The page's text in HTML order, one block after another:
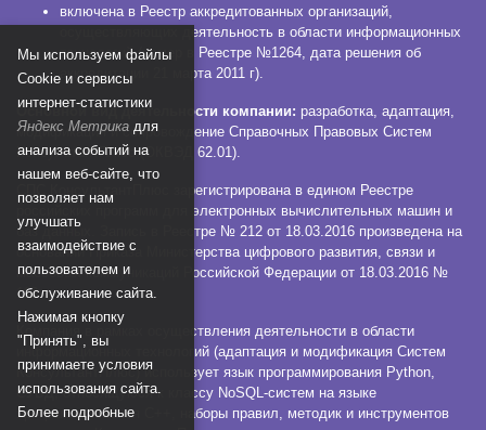
включена в Реестр аккредитованных организаций,
осуществляющих деятельность в области информационных
технологий (номер в Реестре №1264, дата решения об
аккредитации 21 марта 2011 г).
Основной вид деятельности компании: разработка, адаптация,
модификация и сопровождение Справочных Правовых Систем
КонсультантПлюс (ОКВЭД 62.01).
СПС КонсультантПлюс зарегистрирована в едином Реестре
российских программ для электронных вычислительных машин и
баз данных. Запись в Реестре № 212 от 18.03.2016 произведена на
основании Приказа Министерства цифрового развития, связи и
массовых коммуникаций Российской Федерации от 18.03.2016 №
112.
Компания в рамках осуществления деятельности в области
информационных технологий (адаптация и модификация Систем
КонсультантПлюс) использует язык программирования Python,
СУБД, относящуюся к классу NoSQL-систем на языке
программирования C++, наборы правил, методик и инструментов
Мы используем файлы
Сookie и сервисы
интернет-статистики
Яндекс Метрика для
анализа событий на
нашем веб-сайте, что
позволяет нам
улучшать
взаимодействие с
пользователем и
обслуживание сайта.
Нажимая кнопку
"Принять", вы
принимаете условия
использования сайта.
Более подробные